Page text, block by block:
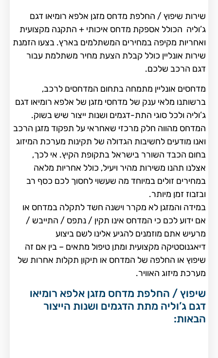
שירות שיפוץ / החלפת מדחס מזגן אלפא רומיאו דגם
ג’וליה הכולל אספקת מדחס איכותי + התקנה מקצועית
ואחריות מקיפה במחירים המשתלמים בארץ. בצעו הזמנת
שירות אונליין כולל קבלת הצעת מחיר משתלמת עבור
דגם הרכב שלכם.
מדחסים אונליין מתמחה בתחום המדחסים לרכב,
ברשותנו מלאי ענק של מדחסי מזגן של אלפא רומיאו דגם
ג’וליה ולכל סוגי התת-דגמים ושנות ייצור שיש בשוק.
המדחס מהווה חלק מרכזי שאחראי על תפקוד מזגן הרכב
ואנו מודעים לחשיבות הגדולה של תקינות מערכת המיזוג
בחום הכבד השורר בישראל בתקופת הקיץ. אי לכך,
אצלנו תהנו משירות מהיר ויעיל, כולל אחריות מלאה
במחירים זולים במיוחד מה שעשוי לחסוך לכם כסף רב
ובזבוז זמן מיותר.
במידה והמזגן לא מקרר וישנה חשד לתקלה במדחס או
אם ידוע לכם כי המדחס אינו תקין / נתפס / התייבש /
מרעיש אתם מוזמנים להגיע אלינו לשם ביצוע
דיאגנוסטיקה מקצועית ומתן טיפול מתאים – בין אם זה
שיפוץ או החלפה של המדחס או תיקון תקלות אחרות של
מערכת מיזוג האוויר.
שיפוץ / החלפת מדחס מזגן אלפא רומיאו
דגם ג’וליה מתת הדגמים ושנות הייצור
הבאות: